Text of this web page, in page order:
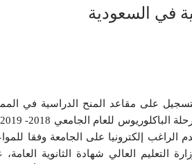
في السعودية
على مقاعد المنح الدراسية في
إلكترونيا على الجامعة وفقا
التعليم العالي شهادة الثانوية